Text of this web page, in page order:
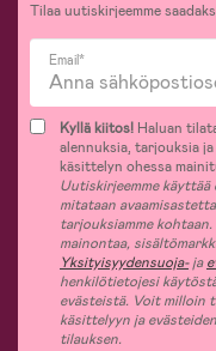
Tilaa uutiskirjeemme
Email*
Kyllä kiitos! Haluan
alennuksia, tarjouksia
käsittelyn ohessa
Uutiskirjeemme
mitataan
tarjouksiamme
mainontaa,
Yksityisyydensuoja-ja
henkilötietojesi
evästeistä. Voit milloin
käsittelyyn ja
tilauksen.